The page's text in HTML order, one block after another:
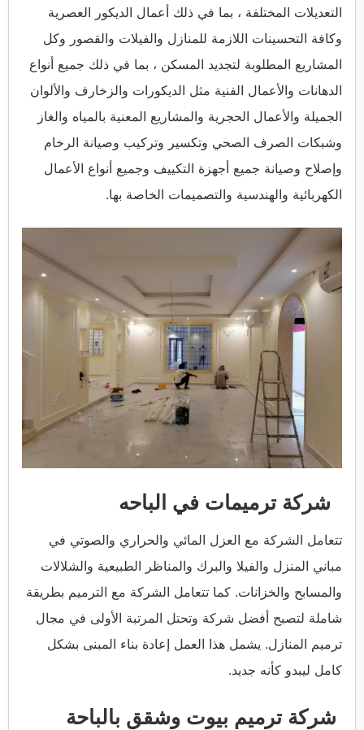
التعديلات المختلفة ، بما في ذلك أعمال الديكور العصرية
وكافة التحسينات اللازمة للمنازل والفيلات والقصور وكل
المشاريع المطلوبة لتجديد المسكن ، بما في ذلك جميع أنواع
الدهانات والأعمال الفنية مثل الديكورات والزخارف والألوان
الجميلة والأعمال الحجرية والمشاريع المعنية بالمياه والغاز
وشبكات الصرف الصحي وتكسير وتركيب وصيانة الرخام
وإصلاح وصيانة جميع أجهزة التكييف وجميع أنواع الأعمال
الكهربائية والهندسية والتصميمات الخاصة بها.
شركة ترميمات في الباحه
تتعامل الشركة مع العزل المائي والحراري والصوتي في
مباني المنزل والفيلا والبرك والمناظر الطبيعية والشلالات
والمسابح والخزانات. كما تتعامل الشركة مع الترميم بطريقة
شاملة لتصبح أفضل شركة وتحتل المرتبة الأولى في مجال
ترميم المنازل. يشمل هذا العمل إعادة بناء المبنى بشكل
كامل ليبدو كأنه جديد.
شركة ترميم بيوت وشقق بالباحة